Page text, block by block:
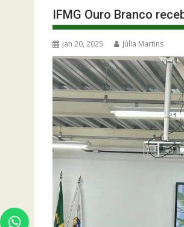
IFMG Ouro Branco
jan 20, 2025 Júlia Martins